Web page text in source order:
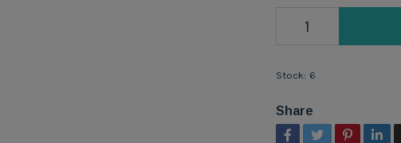
Stock: 6
Share